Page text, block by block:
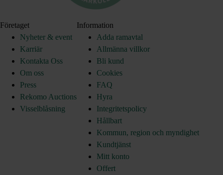
Företaget
Nyheter & event
Karriär
Kontakta Oss
Om oss
Press
Rekomo Auctions
Visselblåsning
Information
Adda ramavtal
Allmänna villkor
Bli kund
Cookies
FAQ
Hyra
Integritetspolicy
Hållbart
Kommun, region och myndighet
Kundtjänst
Mitt konto
Offert